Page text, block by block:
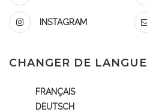
INSTAGRAM
CHANGER DE LANGUE
FRANÇAIS
DEUTSCH